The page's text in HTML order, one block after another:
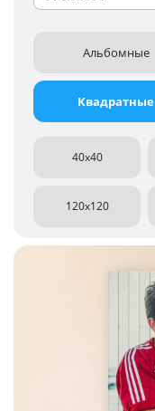
Альбомные
Квадратные
40x40
120x120